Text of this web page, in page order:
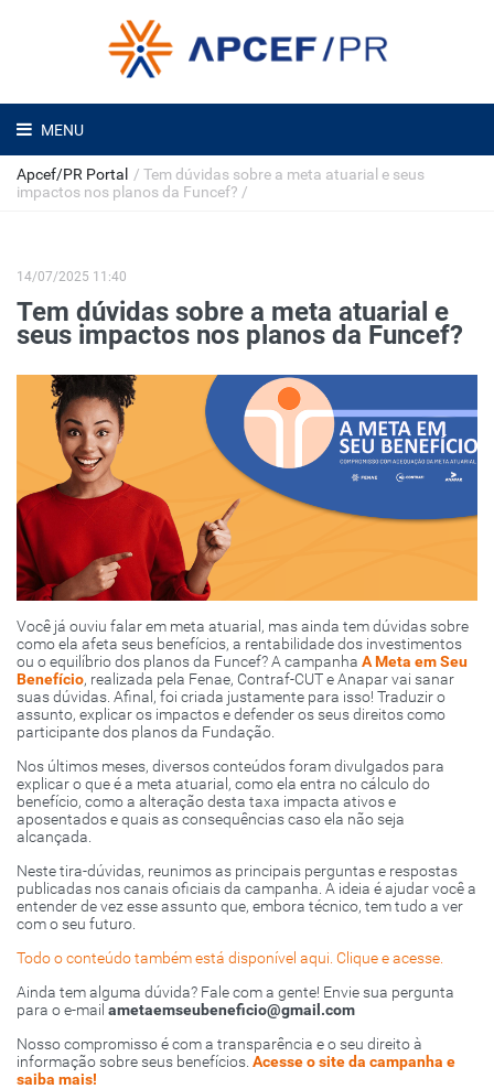
MENU
Apcef/PR Portal / Tem dúvidas sobre a meta atuarial e seus
impactos nos planos da Funcef? /
14/07/2025 11:40
Tem dúvidas sobre a meta atuarial e
seus impactos nos planos da Funcef?
Você já ouviu falar em meta atuarial, mas ainda tem dúvidas sobre
como ela afeta seus benefícios, a rentabilidade dos investimentos
ou o equilíbrio dos planos da Funcef? A campanha A Meta em Seu
Benefício, realizada pela Fenae, Contraf-CUT e Anapar vai sanar
suas dúvidas. Afinal, foi criada justamente para isso! Traduzir o
assunto, explicar os impactos e defender os seus direitos como
participante dos planos da Fundação.
Nos últimos meses, diversos conteúdos foram divulgados para
explicar o que é a meta atuarial, como ela entra no cálculo do
benefício, como a alteração desta taxa impacta ativos e
aposentados e quais as consequências caso ela não seja
alcançada.
Neste tira-dúvidas, reunimos as principais perguntas e respostas
publicadas nos canais oficiais da campanha. A ideia é ajudar você a
entender de vez esse assunto que, embora técnico, tem tudo a ver
com o seu futuro.
Todo o conteúdo também está disponível aqui. Clique e acesse.
Ainda tem alguma dúvida? Fale com a gente! Envie sua pergunta
para o e-mail ametaemseubeneficio@gmail.com
Nosso compromisso é com a transparência e o seu direito à
informação sobre seus benefícios. Acesse o site da campanha e
saiba mais!